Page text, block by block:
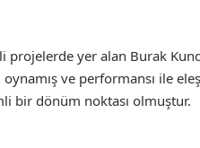
projelerde yer alan Burak
ve performansı ile
bir dönüm noktası olmuştur.